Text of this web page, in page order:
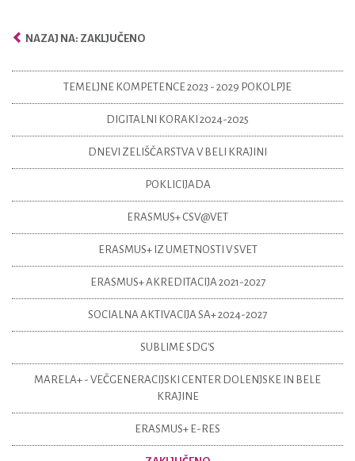
NAZAJ NA: ZAKLJUČENO
TEMELJNE KOMPETENCE 2023 - 2029 POKOLPJE
DIGITALNI KORAKI 2024-2025
DNEVI ZELIŠČARSTVA V BELI KRAJINI
POKLICIJADA
ERASMUS+ CSV@VET
ERASMUS+ IZ UMETNOSTI V SVET
ERASMUS+ AKREDITACIJA 2021-2027
SOCIALNA AKTIVACIJA SA+ 2024-2027
SUBLIME SDG'S
MARELA+ - VEČGENERACIJSKI CENTER DOLENJSKE IN BELE
KRAJINE
ERASMUS+ E-RES